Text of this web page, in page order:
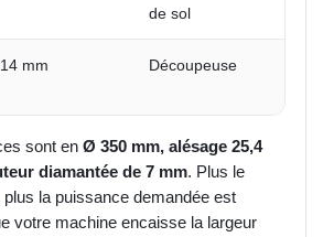
de sol
14 mm Découpeuse
sont en Ø 350 mm, alésage 25,4
diamantée de 7 mm. Plus le
la puissance demandée est
votre machine encaisse la largeur